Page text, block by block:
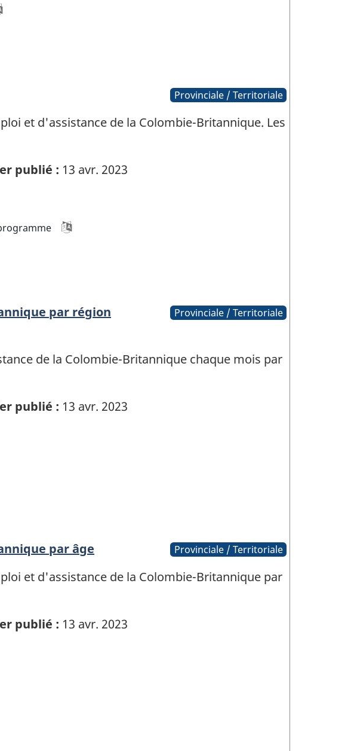
Provinciale / Territoriale
et d'assistance de la Colombie-Britannique. Les
publié : 13 avr. 2023
par région
Provinciale / Territoriale
de la Colombie-Britannique chaque mois par
publié : 13 avr. 2023
par âge Provinciale / Territoriale
et d'assistance de la Colombie-Britannique par
publié : 13 avr. 2023